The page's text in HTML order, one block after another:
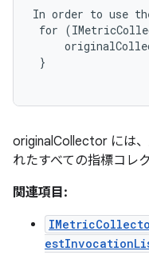
In order to use
for
}
originalCollector には
れたすべての指標コレ
関連項目: